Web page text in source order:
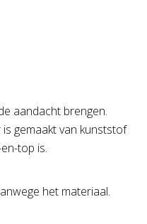
aandacht brengen.
gemaakt van kunststof
top is.
het materiaal.